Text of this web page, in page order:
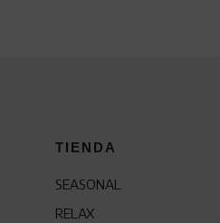
TIENDA
SEASONAL
RELAX